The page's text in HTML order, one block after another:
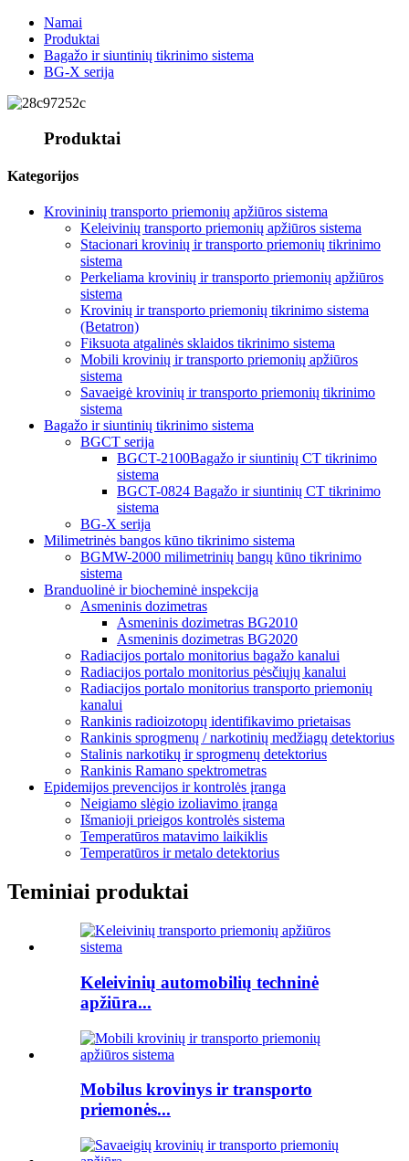
Namai
Produktai
Bagažo ir siuntinių tikrinimo sistema
BG-X serija
Produktai
Kategorijos
Krovininių transporto priemonių apžiūros sistema
Keleivinių transporto priemonių apžiūros sistema
Stacionari krovinių ir transporto priemonių tikrinimo
sistema
Perkeliama krovinių ir transporto priemonių apžiūros
sistema
Krovinių ir transporto priemonių tikrinimo sistema
(Betatron)
Fiksuota atgalinės sklaidos tikrinimo sistema
Mobili krovinių ir transporto priemonių apžiūros
sistema
Savaeigė krovinių ir transporto priemonių tikrinimo
sistema
Bagažo ir siuntinių tikrinimo sistema
BGCT serija
BGCT-2100Bagažo ir siuntinių CT tikrinimo
sistema
BGCT-0824 Bagažo ir siuntinių CT tikrinimo
sistema
BG-X serija
Milimetrinės bangos kūno tikrinimo sistema
BGMW-2000 milimetrinių bangų kūno tikrinimo
sistema
Branduolinė ir biocheminė inspekcija
Asmeninis dozimetras
Asmeninis dozimetras BG2010
Asmeninis dozimetras BG2020
Radiacijos portalo monitorius bagažo kanalui
Radiacijos portalo monitorius pėsčiųjų kanalui
Radiacijos portalo monitorius transporto priemonių
kanalui
Rankinis radioizotopų identifikavimo prietaisas
Rankinis sprogmenų / narkotinių medžiagų detektorius
Stalinis narkotikų ir sprogmenų detektorius
Rankinis Ramano spektrometras
Epidemijos prevencijos ir kontrolės įranga
Neigiamo slėgio izoliavimo įranga
Išmanioji prieigos kontrolės sistema
Temperatūros matavimo laikiklis
Temperatūros ir metalo detektorius
Teminiai produktai
Keleivinių automobilių techninė
apžiūra...
Mobilus krovinys ir transporto
priemonės...